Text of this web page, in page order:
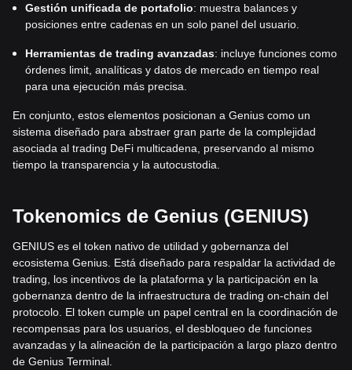
Gestión unificada de portafolio: muestra balances y
posiciones entre cadenas en un solo panel del usuario.
Herramientas de trading avanzadas: incluye funciones como
órdenes limit, analíticas y datos de mercado en tiempo real
para una ejecución más precisa.
En conjunto, estos elementos posicionan a Genius como un
sistema diseñado para abstraer gran parte de la complejidad
asociada al trading DeFi multicadena, preservando al mismo
tiempo la transparencia y la autocustodia.
Tokenomics de Genius (GENIUS)
GENIUS es el token nativo de utilidad y gobernanza del
ecosistema Genius. Está diseñado para respaldar la actividad de
trading, los incentivos de la plataforma y la participación en la
gobernanza dentro de la infraestructura de trading on-chain del
protocolo. El token cumple un papel central en la coordinación de
recompensas para los usuarios, el desbloqueo de funciones
avanzadas y la alineación de la participación a largo plazo dentro
de Genius Terminal.